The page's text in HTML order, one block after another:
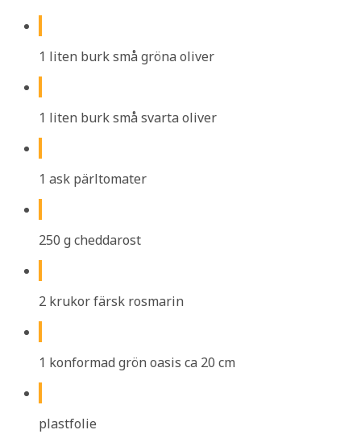
1 liten burk små gröna oliver
1 liten burk små svarta oliver
1 ask pärltomater
250 g cheddarost
2 krukor färsk rosmarin
1 konformad grön oasis ca 20 cm
plastfolie